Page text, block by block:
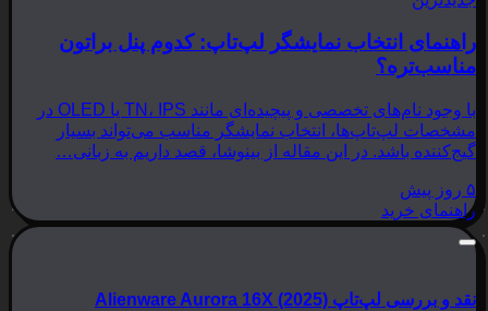
راهنمای انتخاب نمایشگر لپ‌تاپ: کدوم پنل براتون
مناسب‌تره؟
با وجود نام‌های تخصصی و پیچیده‌ای مانند TN، IPS یا OLED در
مشخصات لپ‌تاپ‌ها، انتخاب نمایشگر مناسب می‌تواند بسیار
گیج‌کننده باشد. در این مقاله از بینوشا، قصد داریم به زبانی…
۵ روز پیش
راهنمای خرید
نقد و بررسی لپ‌تاپ Alienware Aurora 16X (2025)